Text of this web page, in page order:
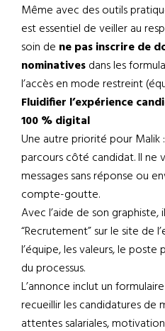
Même avec des outils
est essentiel de veiller au
soin de ne pas inscrire de
nominativesdans les
l’accès en mode restreint
Fluidifier l’expérience
100 % digital
Une autre priorité pour Malik
parcours côté candidat. Il ne
messages sans réponse ou
compte-goutte.
Avec l’aide de son
“Recrutement” sur le site de
l’équipe, les valeurs, le
du processus.
L’annonce inclut un formulaire
recueillir les candidatures de
attentes salariales,